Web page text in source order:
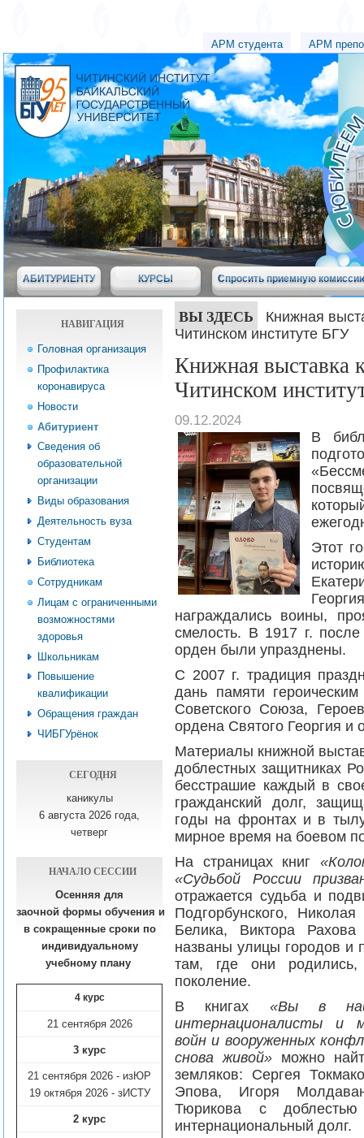
АРМ студента АРМ
АБИТУРИЕНТУ КУРСЫ Спросить приемную
НАВИГАЦИЯ
Головная организация
Профилактика
коронавируса
Новости
Абитуриент
Сведения об
образовательной
организации
Виды образования
Деятельность вуза
Студентам
Библиотека
Сотрудникам
Лицам с ограниченными
возможностями
здоровья
Школьникам
Повышение
квалификации
Обращения граждан
ЧИБГУрёнок
СЕГОДНЯ
каникулы
6 августа 2026 года,
четверг
НАЧАЛО СЕССИИ
Осенняя для
заочной формы обучения и
в сокращенные сроки по
индивидуальному
учебному плану​
4 курс
21 сентября 2026
3 курс
21 сентября 2026 - изЮР
19 октября 2026 - зИСТУ
2 курс
ВЫ ЗДЕСЬ
Книжная
Читинском институте БГУ
Книжная выставка
Читинском
09.12.2024
В
Этот
награждались воины,
смелость. В 1917 г.
орден были упразднены.
С 2007 г. традиция
дань памяти
Советского Союза,
ордена Святого Георгия
Материалы книжной
доблестных защитниках
бесстрашие каждый в
гражданский долг,
годы на фронтах и в
мирное время на боевом
На страницах книг
«Судьбой России
отражается судьба и
Подгорбунского,
Белика, Виктора
названы улицы городов и
там, где они
поколение.
В книгах «Вы в
интернационалисты и
войн и вооруженных
снова живой» можно
земляков: Сергея
Эпова, Игоря
Тюрикова с
интернациональный долг.